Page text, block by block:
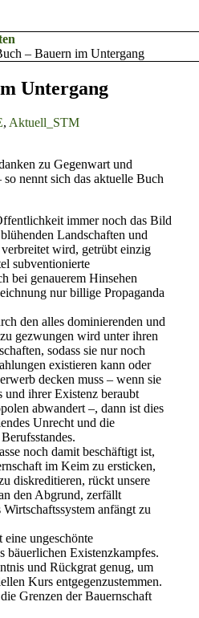
– Bauern im Untergang
Untergang
, Aktuell_STM
zu Gegenwart und
nennt sich das aktuelle Buch
immer noch das Bild
Landschaften und
wird, getrübt einzig
subventionierte
bei genauerem Hinsehen
nur billige Propaganda
den alles dominierenden und
gezwungen wird unter ihren
sodass sie nur noch
existieren kann oder
decken muss – wenn sie
und ihrer Existenz beraubt
abwandert –, dann ist dies
Unrecht und die
noch damit beschäftigt ist,
im Keim zu ersticken,
diskreditieren, rückt unsere
den Abgrund, zerfällt
anfängt zu
eine ungeschönte
bäuerlichen Existenzkampfes.
und Rückgrat genug, um
Kurs entgegenzustemmen.
Grenzen der Bauernschaft